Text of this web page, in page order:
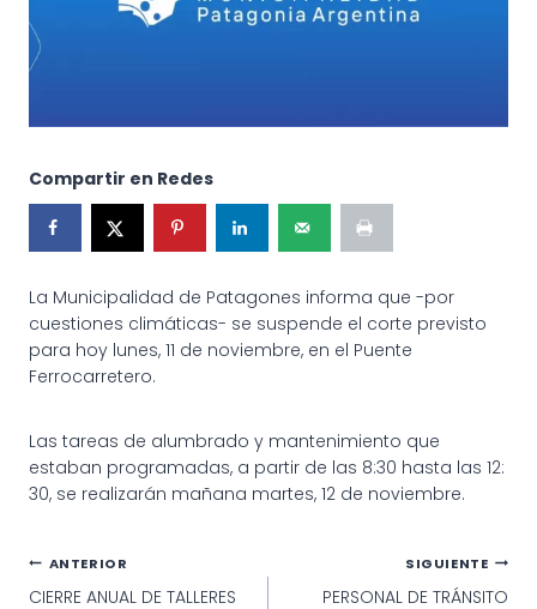
Compartir en Redes
La Municipalidad de Patagones informa que -por
cuestiones climáticas- se suspende el corte previsto
para hoy lunes, 11 de noviembre, en el Puente
Ferrocarretero.
Las tareas de alumbrado y mantenimiento que
estaban programadas, a partir de las 8:30 hasta las 12:
30, se realizarán mañana martes, 12 de noviembre.
Navegación
ANTERIOR
CIERRE ANUAL DE TALLERES
SIGUIENTE
PERSONAL DE TRÁNSITO